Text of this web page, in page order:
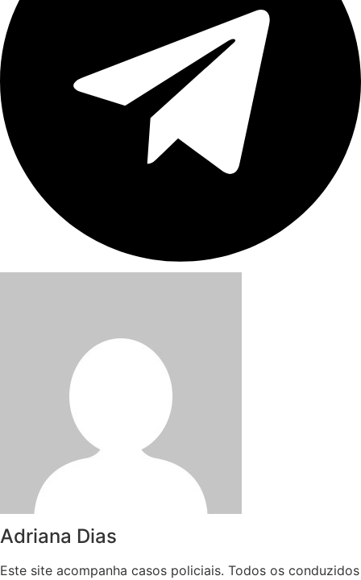
Adriana Dias
Este site acompanha casos policiais. Todos os conduzidos